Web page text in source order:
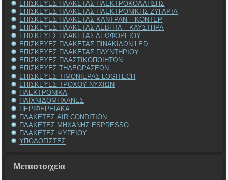
ΕΠΙΣΚΕΥΕΣ ΠΛΑΚΕΤΑΣ ΗΛΕΚΤΡΟΚΟΛΛΗΣΗΣ
ΕΠΙΣΚΕΥΕΣ ΠΛΑΚΕΤΑΣ ΗΛΕΚΤΡΟΝΙΚΗΣ ΖΥΓΑΡΙΑ
ΕΠΙΣΚΕΥΕΣ ΠΛΑΚΕΤΑΣ ΚΑΝΤΡΑΝ – ΚΟΝΤΕΡ
ΕΠΙΣΚΕΥΕΣ ΠΛΑΚΕΤΑΣ ΛΕΒΗΤΑ – ΚΑΥΣΤΗΡΑ
ΕΠΙΣΚΕΥΕΣ ΠΛΑΚΕΤΑΣ ΛΕΩΦΟΡΕΙΟΥ
ΕΠΙΣΚΕΥΕΣ ΠΛΑΚΕΤΑΣ ΠΙΝΑΚΙΔΩΝ LED
ΕΠΙΣΚΕΥΕΣ ΠΛΑΚΕΤΑΣ ΠΛΥΝΤΗΡΙΟΥ
ΕΠΙΣΚΕΥΕΣ ΠΛΑΣΤΙΚΟΠΟΙΗΤΩΝ
ΕΠΙΣΚΕΥΕΣ ΤΗΛΕΟΡΑΣΕΩΝ
ΕΠΙΣΚΕΥΕΣ ΤΙΜΟΝΙΕΡΑΣ LOGITECH
ΕΠΙΣΚΕΥΕΣ ΤΡΟΧΟΥ ΝΥΧΙΩΝ
ΗΛΕΚΤΡΟΝΙΚΑ
ΠΑΙΧΝΙΔΟΜΗΧΑΝΕΣ
ΠΕΡΙΦΕΡΕΙΑΚΑ
ΠΛΑΚΕΤΕΣ AIR CONDITION
ΠΛΑΚΕΤΕΣ ΜΗΧΑΝΗΣ ESPRESSO
ΠΛΑΚΕΤΕΣ ΨΥΓΕΙΟΥ
ΥΠΟΛΟΓΙΣΤΕΣ
Μεταστοιχεία